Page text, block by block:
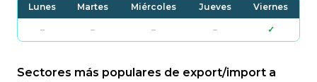
Lunes Martes Miércoles Jueves Viernes
– – – – ✓
Sectores más populares de export/import a